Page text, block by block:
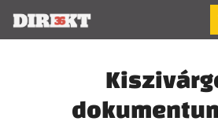
KÓRHÁZI FERTŐZÉSEK